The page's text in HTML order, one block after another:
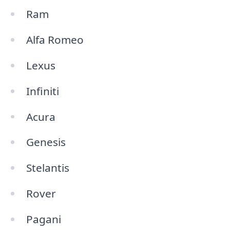
Ram
Alfa Romeo
Lexus
Infiniti
Acura
Genesis
Stelantis
Rover
Pagani